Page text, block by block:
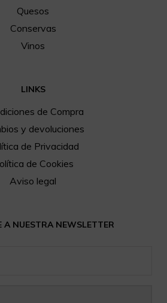
Quesos
Conservas
Vinos
LINKS
de Compra
y devoluciones
de Privacidad
de Cookies
Aviso legal
A NUESTRA NEWSLETTER